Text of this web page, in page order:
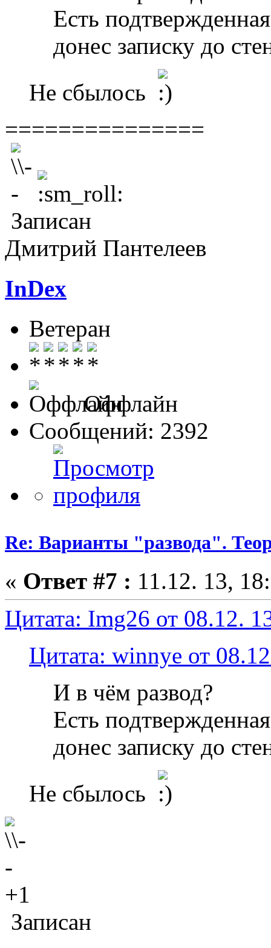
Есть
донес записку до
Не сбылось
===============
Записан
Дмитрий Пантелеев
InDex
Ветеран
Оффлайн
Сообщений: 2392
Re: Варианты "развода".
« Ответ #7 : 11.12. 13,
Цитата: Img26 от 08.12.
Цитата: winnye от
И в чём развод?
Есть
донес записку до
Не сбылось
+1
Записан